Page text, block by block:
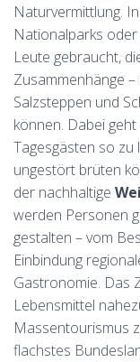
Naturvermittlung.
Nationalparks
Leute gebraucht,
Zusammenhänge
Salzsteppen und
können. Dabei
Tagesgästen so zu
ungestört brüten
der nachhaltige
werden Personen
gestalten – vom
Einbindung
Gastronomie. Das
Lebensmittel
Massentourismus
flachstes